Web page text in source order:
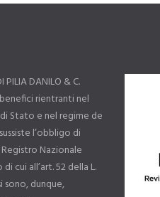
PILIA DANILO & C.
rientranti nel
Stato e nel regime de
l’obbligo di
Nazionale
cui all’art. 52 della L.
sono, dunque,